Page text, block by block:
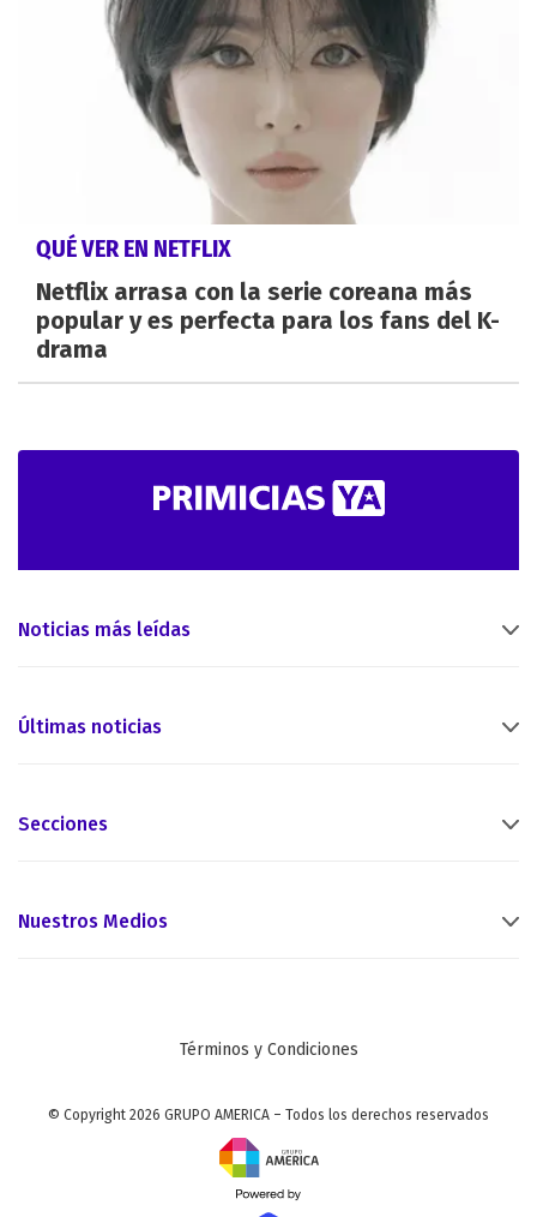
QUÉ VER EN NETFLIX
Netflix arrasa con la serie coreana más
popular y es perfecta para los fans del K-
drama
Noticias más leídas
Últimas noticias
Secciones
Nuestros Medios
Términos y Condiciones
© Copyright 2026 GRUPO AMERICA – Todos los derechos reservados